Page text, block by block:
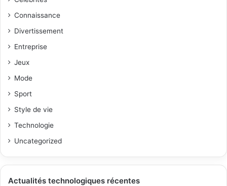
Connaissance
Divertissement
Entreprise
Jeux
Mode
Sport
Style de vie
Technologie
Uncategorized
Actualités technologiques récentes